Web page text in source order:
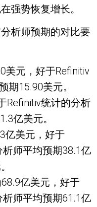
强势恢复增长。
析师预期的对比要
美元，好于Refinitiv
期15.90美元。
Refinitiv统计的分析
亿美元。
亿美元，好于
师平均预期38.1亿
亿美元，好于
师平均预期61.1亿